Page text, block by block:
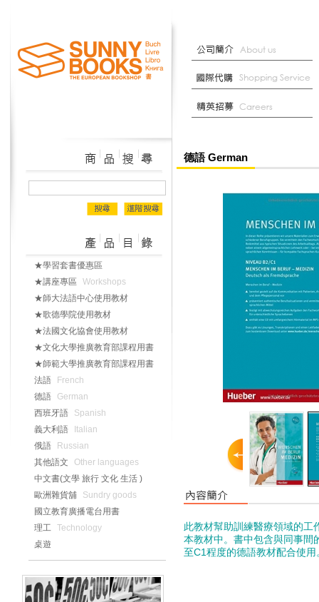
★學習套書優惠區
★講座專區
Workshops
★師大法語中心使用教材
★歌德學院使用教材
★法國文化協會使用教材
★文化大學推廣教育部課程用書
★師範大學推廣教育部課程用書
法語
French
德語
German
西班牙語
Spanish
義大利語
Italian
俄語
Russian
其他語文
Other languages
中文書(文學 旅行 文化 生活 )
歐洲雜貨舖
Sundry goods
國立教育廣播電台用書
理工 Technology
桌遊
德語 German
此教材幫助訓練醫療領域的工
本教材中。書中包含與同事間
至C1程度的德語教材配合使用